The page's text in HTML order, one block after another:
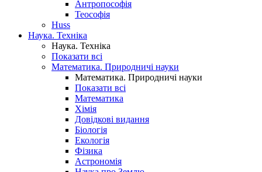
Антропософія
Теософія
Huss
Наука. Техніка
Наука. Техніка
Показати всі
Математика. Природничі науки
Математика. Природничі науки
Показати всі
Математика
Хімія
Довідкові видання
Біологія
Екологія
Фізика
Астрономія